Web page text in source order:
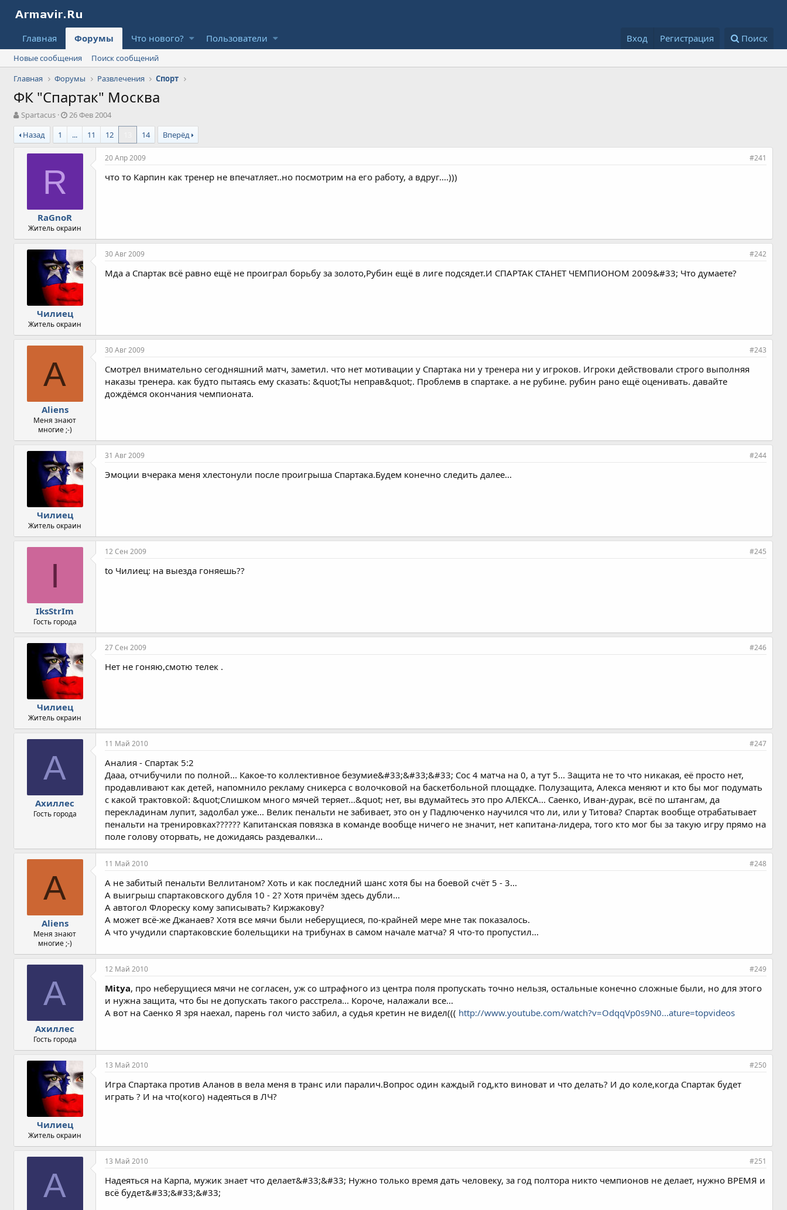
Главная Форумы Что нового? Пользователи Вход Регистрация Поиск
Новые сообщения
Поиск сообщений
Главная
Форумы Развлечения Спорт
ФК "Спартак" Москва
А
в
т
о
Spartacus
Д
а
а
н
а
26 Фев 2004
Назад
1 ... 11 12 14 Вперёд
R
RaGnoR
Житель окраин
20 Апр 2009 #241
что то Карпин как тренер не впечатляет..но посмотрим на его работу, а вдруг....)))
Чилиец
Житель окраин
30 Авг 2009 #242
Мда а Спартак всё равно ещё не проиграл борьбу за золото,Рубин ещё в лиге подсядет.И СПАРТАК СТАНЕТ ЧЕМПИОНОМ 2009&#33; Что думаете?
A
Aliens
Меня знают
многие ;-)
30 Авг 2009 #243
Смотрел внимательно сегодняшний матч, заметил. что нет мотивации у Спартака ни у тренера ни у игроков. Игроки действовали строго выполняя
наказы тренера. как будто пытаясь ему сказать: &quot;Ты неправ&quot;. Проблемв в спартаке. а не рубине. рубин рано ещё оценивать. давайте
дождёмся окончания чемпионата.
Чилиец
Житель окраин
31 Авг 2009 #244
Эмоции вчерака меня хлестонули после проигрыша Спартака.Будем конечно следить далее...
I
IksStrIm
Гость города
12 Сен 2009 #245
to Чилиец: на выезда гоняешь??
Чилиец
Житель окраин
27 Сен 2009 #246
Нет не гоняю,смотю телек .
А
Ахиллес
Гость города
11 Май 2010 #247
Аналия - Спартак 5:2
Дааа, отчибучили по полной... Какое-то коллективное безумие&#33;&#33;&#33; Сос 4 матча на 0, а тут 5... Защита не то что никакая, её просто нет,
продавливают как детей, напомнило рекламу сникерса с волочковой на баскетбольной площадке. Полузащита, Алекса меняют и кто бы мог подумать
с какой трактовкой: &quot;Слишком много мячей теряет...&quot; нет, вы вдумайтесь это про АЛЕКСА... Саенко, Иван-дурак, всё по штангам, да
перекладинам лупит, задолбал уже... Велик пенальти не забивает, это он у Падлюченко научился что ли, или у Титова? Спартак вообще отрабатывает
пенальти на тренировках?????? Капитанская повязка в команде вообще ничего не значит, нет капитана-лидера, того кто мог бы за такую игру прямо на
поле голову оторвать, не дожидаясь раздевалки...
A
Aliens
Меня знают
многие ;-)
11 Май 2010 #248
А не забитый пенальти Веллитаном? Хоть и как последний шанс хотя бы на боевой счёт 5 - 3...
А выигрыш спартаковского дубля 10 - 2? Хотя причём здесь дубли...
А автогол Флореску кому записывать? Киржакову?
А может всё-же Джанаев? Хотя все мячи были неберущиеся, по-крайней мере мне так показалось.
А что учудили спартаковские болельщики на трибунах в самом начале матча? Я что-то пропустил...
А
Ахиллес
Гость города
12 Май 2010 #249
Mitya, про неберущиеся мячи не согласен, уж со штрафного из центра поля пропускать точно нельзя, остальные конечно сложные были, но для этого
и нужна защита, что бы не допускать такого расстрела... Короче, налажали все...
А вот на Саенко Я зря наехал, парень гол чисто забил, а судья кретин не видел((( http://www.youtube.com/watch?v=OdqqVp0s9N0...ature=topvideos
Чилиец
Житель окраин
13 Май 2010 #250
Игра Спартака против Аланов в вела меня в транс или паралич.Вопрос один каждый год,кто виноват и что делать? И до коле,когда Спартак будет
играть ? И на что(кого) надеяться в ЛЧ?
А
13 Май 2010 #251
Надеяться на Карпа, мужик знает что делает&#33;&#33; Нужно только время дать человеку, за год полтора никто чемпионов не делает, нужно ВРЕМЯ и
всё будет&#33;&#33;&#33;